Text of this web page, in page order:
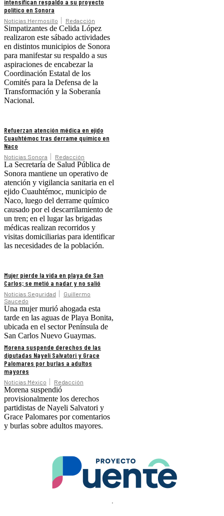
intensifican respaldo a su proyecto
político en Sonora
Noticias Hermosillo Redacción
Simpatizantes de Celida López
realizaron este sábado actividades
en distintos municipios de Sonora
para manifestar su respaldo a sus
aspiraciones de encabezar la
Coordinación Estatal de los
Comités para la Defensa de la
Transformación y la Soberanía
Nacional.
Refuerzan atención médica en ejido
Cuauhtémoc tras derrame químico en
Naco
Noticias Sonora Redacción
La Secretaría de Salud Pública de
Sonora mantiene un operativo de
atención y vigilancia sanitaria en el
ejido Cuauhtémoc, municipio de
Naco, luego del derrame químico
causado por el descarrilamiento de
un tren; en el lugar las brigadas
médicas realizan recorridos y
visitas domiciliarias para identificar
las necesidades de la población.
Mujer pierde la vida en playa de San
Carlos; se metió a nadar y no salió
Noticias Seguridad
Guillermo
Saucedo
Una mujer murió ahogada esta
tarde en las aguas de Playa Bonita,
ubicada en el sector Península de
San Carlos Nuevo Guaymas.
Morena suspende derechos de las
diputadas Nayeli Salvatori y Grace
Palomares por burlas a adultos
mayores
Noticias México Redacción
Morena suspendió
provisionalmente los derechos
partidistas de Nayeli Salvatori y
Grace Palomares por comentarios
y burlas sobre adultos mayores.
.